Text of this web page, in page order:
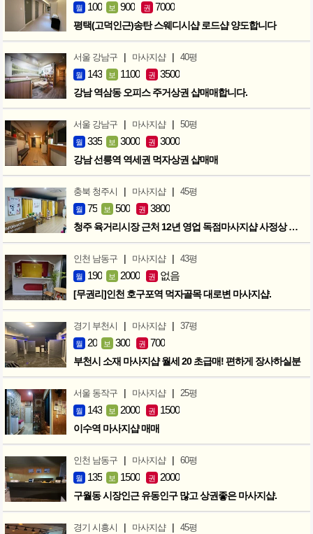
월 100 보 900 권 7000
평택(고덕인근)송탄 스웨디시샵 로드샵 양도합니다
서울 강남구 | 마사지샵 | 40평
월 143 보 1100 권 3500
강남 역삼동 오피스 주거상권 샵매매합니다.
서울 강남구 | 마사지샵 | 50평
월 335 보 3000 권 3000
강남 선릉역 역세권 먹자상권 샵매매
충북 청주시 | 마사지샵 | 45평
월 75 보 500 권 3800
청주 육거리시장 근처 12년 영업 독점마사지샵 사정상 급매합니다.
인천 남동구 | 마사지샵 | 43평
월 190 보 2000 권 없음
[무권리]인천 호구포역 먹자골목 대로변 마사지샵.
경기 부천시 | 마사지샵 | 37평
월 20 보 300 권 700
부천시 소재 마사지샵 월세 20 초급매! 편하게 장사하실분
서울 동작구 | 마사지샵 | 25평
월 143 보 2000 권 1500
이수역 마사지샵 매매
인천 남동구 | 마사지샵 | 60평
월 135 보 1500 권 2000
구월동 시장인근 유동인구 많고 상권좋은 마사지샵.
경기 시흥시 | 마사지샵 | 45평